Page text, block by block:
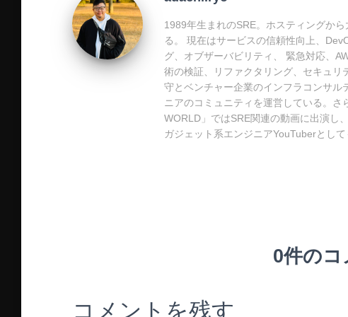
o
k
1989年生まれのSRE。ホスティングか
る。 現在はサービスの信頼性向上、
グ、オブザーバビリティ、 緊急対応、
術の検証、リファクタリング、セキュ
守とベンチャー企業のインフラコンサル
ニアのコミュニティを運営している。
WORLD」ではSRE関連の動画に出演し
ガジェット系エンジニアYouTuberとして
0件のコ
コメントを残す